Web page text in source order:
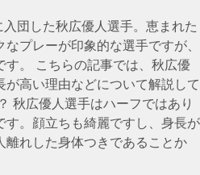
団した秋広優人選手。恵まれた
プレーが印象的な選手ですが、
す。 こちらの記事では、秋広優
が高い理由などについて解説して
秋広優人選手はハーフではあり
す。顔立ちも綺麗ですし、身長が
離れした身体つきであることか